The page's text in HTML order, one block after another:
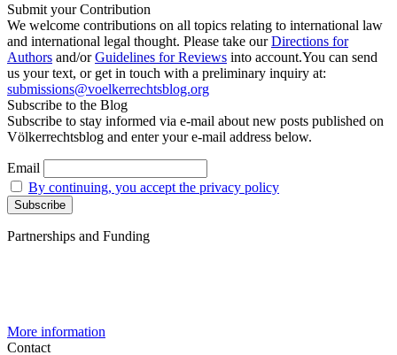
Submit your Contribution
We welcome contributions on all topics relating to international law
and international legal thought. Please take ourDirections for
Authors and/orGuidelines for Reviews into account.You can send
us your text, or get in touch with a preliminary inquiry at:
submissions@voelkerrechtsblog.org
Subscribe to the Blog
Subscribe to stay informed via e-mail about new posts published on
Völkerrechtsblog and enter your e-mail address below.
Email
By continuing, you accept the privacy policy
Partnerships and Funding
More information
Contact